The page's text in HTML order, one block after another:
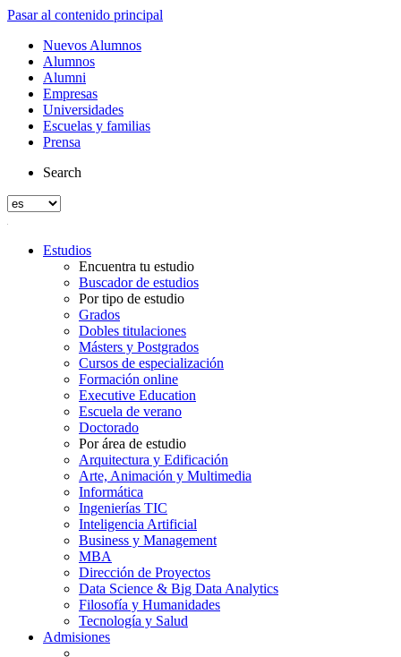
Pasar al contenido principal
Nuevos Alumnos
Alumnos
Alumni
Empresas
Universidades
Escuelas y familias
Prensa
Search
Estudios
Encuentra tu estudio
Buscador de estudios
Por tipo de estudio
Grados
Dobles titulaciones
Másters y Postgrados
Cursos de especialización
Formación online
Executive Education
Escuela de verano
Doctorado
Por área de estudio
Arquitectura y Edificación
Arte, Animación y Multimedia
Informática
Ingenierías TIC
Inteligencia Artificial
Business y Management
MBA
Dirección de Proyectos
Data Science & Big Data Analytics
Filosofía y Humanidades
Tecnología y Salud
Admisiones